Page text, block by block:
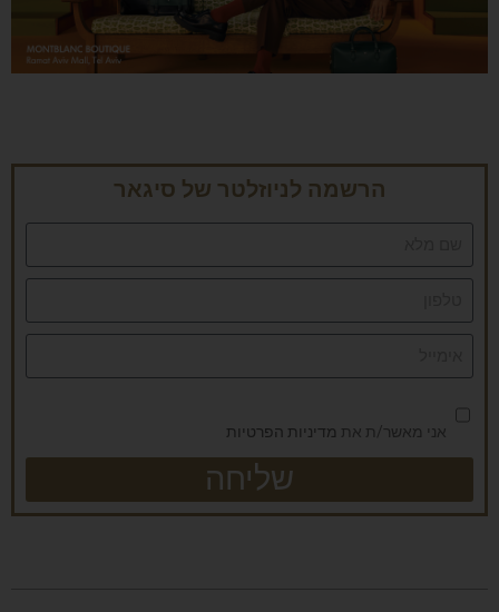
הרשמה לניוזלטר של סיגאר
אני מאשר/ת את מדיניות הפרטיות
שליחה